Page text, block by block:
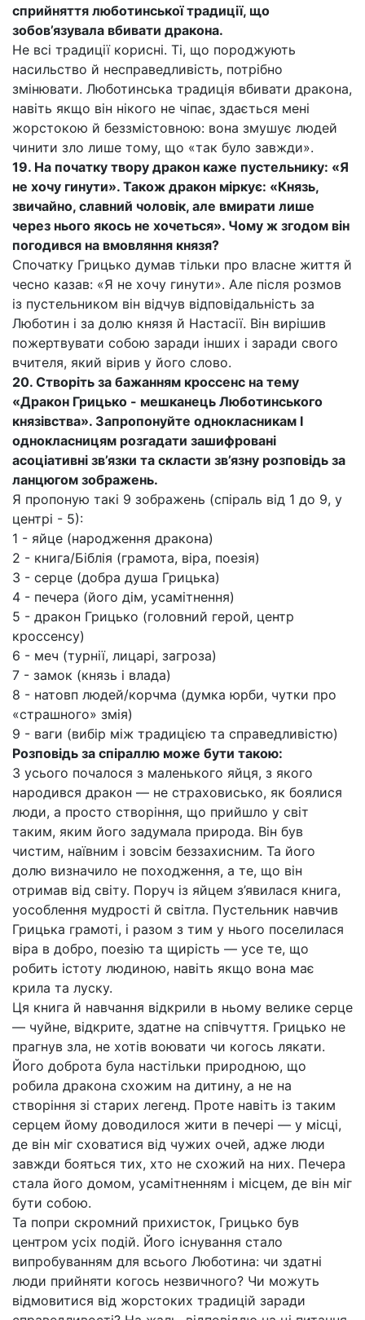
сприйняття люботинської традиції, що
зобов’язувала вбивати дракона.
Не всі традиції корисні. Ті, що породжують
насильство й несправедливість, потрібно
змінювати. Люботинська традиція вбивати дракона,
навіть якщо він нікого не чіпає, здається мені
жорстокою й беззмістовною: вона змушує людей
чинити зло лише тому, що «так було завжди».
19. На початку твору дракон каже пустельнику: «Я
не хочу гинути». Також дракон міркує: «Князь,
звичайно, славний чоловік, але вмирати лише
через нього якось не хочеться». Чому ж згодом він
погодився на вмовляння князя?
Спочатку Грицько думав тільки про власне життя й
чесно казав: «Я не хочу гинути». Але після розмов
із пустельником він відчув відповідальність за
Люботин і за долю князя й Настасії. Він вирішив
пожертвувати собою заради інших і заради свого
вчителя, який вірив у його слово.
20. Створіть за бажанням кроссенс на тему
«Дракон Грицько - мешканець Люботинського
князівства». Запропонуйте однокласникам І
однокласницям розгадати зашифровані
асоціативні зв’язки та скласти зв’язну розповідь за
ланцюгом зображень.
Я пропоную такі 9 зображень (спіраль від 1 до 9, у
центрі - 5):
1 - яйце (народження дракона)
2 - книга/Біблія (грамота, віра, поезія)
З - серце (добра душа Грицька)
4 - печера (його дім, усамітнення)
5 - дракон Грицько (головний герой, центр
кроссенсу)
6 - меч (турнії, лицарі, загроза)
7 - замок (князь і влада)
8 - натовп людей/корчма (думка юрби, чутки про
«страшного» змія)
9 - ваги (вибір між традицією та справедливістю)
Розповідь за спіраллю може бути такою:
З усього почалося з маленького яйця, з якого
народився дракон — не страховисько, як боялися
люди, а просто створіння, що прийшло у світ
таким, яким його задумала природа. Він був
чистим, наївним і зовсім беззахисним. Та його
долю визначило не походження, а те, що він
отримав від світу. Поруч із яйцем з’явилася книга,
уособлення мудрості й світла. Пустельник навчив
Грицька грамоті, і разом з тим у нього поселилася
віра в добро, поезію та щирість — усе те, що
робить істоту людиною, навіть якщо вона має
крила та луску.
Ця книга й навчання відкрили в ньому велике серце
— чуйне, відкрите, здатне на співчуття. Грицько не
прагнув зла, не хотів воювати чи когось лякати.
Його доброта була настільки природною, що
робила дракона схожим на дитину, а не на
створіння зі старих легенд. Проте навіть із таким
серцем йому доводилося жити в печері — у місці,
де він міг сховатися від чужих очей, адже люди
завжди бояться тих, хто не схожий на них. Печера
стала його домом, усамітненням і місцем, де він міг
бути собою.
Та попри скромний прихисток, Грицько був
центром усіх подій. Його існування стало
випробуванням для всього Люботина: чи здатні
люди прийняти когось незвичного? Чи можуть
відмовитися від жорстоких традицій заради